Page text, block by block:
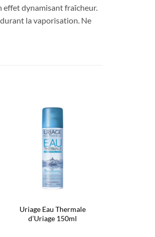
effet dynamisant fraîcheur.
la vaporisation. Ne
Uriage Eau Thermale
d’Uriage 150ml